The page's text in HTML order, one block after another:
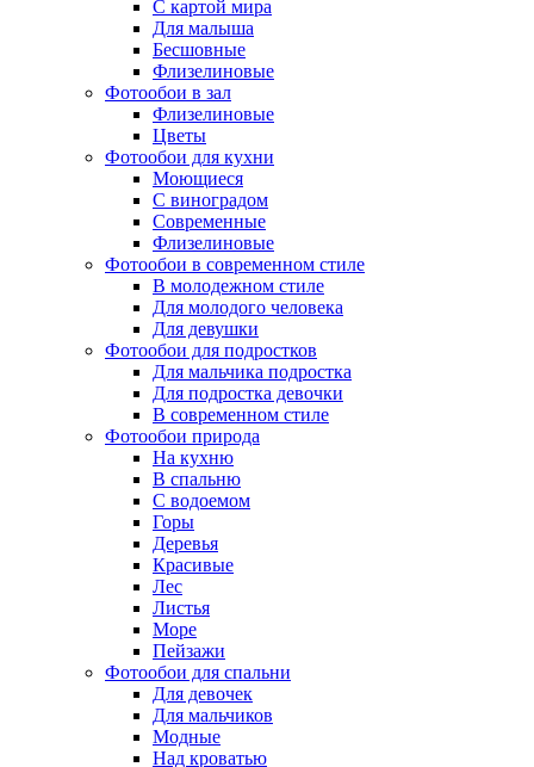
С картой мира
Для малыша
Бесшовные
Флизелиновые
Фотообои в зал
Флизелиновые
Цветы
Фотообои для кухни
Моющиеся
С виноградом
Современные
Флизелиновые
Фотообои в современном стиле
В молодежном стиле
Для молодого человека
Для девушки
Фотообои для подростков
Для мальчика подростка
Для подростка девочки
В современном стиле
Фотообои природа
На кухню
В спальню
С водоемом
Горы
Деревья
Красивые
Лес
Листья
Море
Пейзажи
Фотообои для спальни
Для девочек
Для мальчиков
Модные
Над кроватью